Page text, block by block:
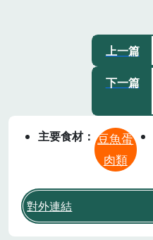
上一篇
下一篇
主要食材
豆魚蛋
肉類
對外連結